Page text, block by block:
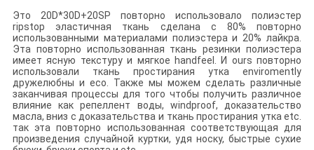
Это 20D*30D+20SP повторно использовало полиэстер
ripstop эластичная ткань сделана с 80% повторно
использованными материалами полиэстера и 20% лайкра.
Эта повторно использованная ткань резинки полиэстера
имеет ясную текстуру и мягкое handfeel. И ours повторно
использовали ткань простирания утка enviromently
дружелюбны и eco. Также мы можем сделать различные
заканчивая процессы для того чтобы получить различное
влияние как репеллент воды, windproof, доказательство
масла, вниз с доказательства и ткань простирания утка etc.
так эта повторно использованная соответствующая для
произведения случайной куртки, удя носку, быстрые сухие